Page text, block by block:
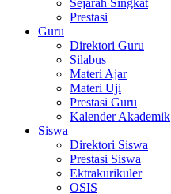
Sejarah Singkat
Prestasi
Guru
Direktori Guru
Silabus
Materi Ajar
Materi Uji
Prestasi Guru
Kalender Akademik
Siswa
Direktori Siswa
Prestasi Siswa
Ektrakurikuler
OSIS